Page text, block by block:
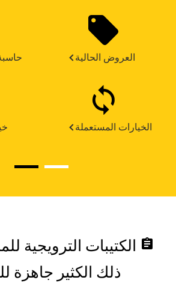
العروض الحالية
الخيارات المستعملة
assignment الكتيبات الترويجية
ذلك الكثير جاهزة